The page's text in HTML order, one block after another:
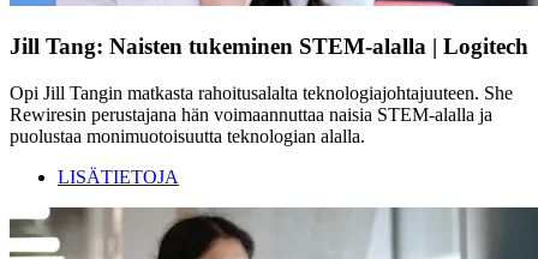
Jill Tang: Naisten tukeminen STEM-alalla | Logitech
Opi Jill Tangin matkasta rahoitusalalta teknologiajohtajuuteen. She
Rewiresin perustajana hän voimaannuttaa naisia STEM-alalla ja
puolustaa monimuotoisuutta teknologian alalla.
LISÄTIETOJA